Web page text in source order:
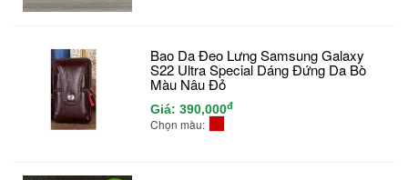
Bao Da Đeo Lưng Samsung Galaxy
S22 Ultra Special Dáng Đứng Da Bò
Màu Nâu Đỏ
Giá: 390,000đ
Chọn màu: